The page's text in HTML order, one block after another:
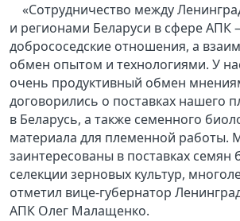
«Сотрудничество между
и регионами Беларуси в сфере АПК
добрососедские отношения, а
обмен опытом и технологиями. У
очень продуктивный обмен
договорились о поставках нашего
в Беларусь, а также семенного
материала для племенной работы.
заинтересованы в поставках семян
селекции зерновых культур,
отметил вице-губернатор
АПК Олег Малащенко.